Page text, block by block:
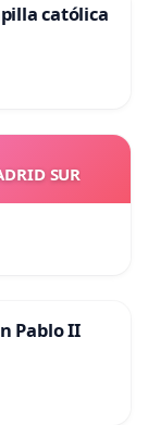
católica
SUR
Pablo II